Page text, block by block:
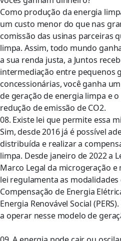
Como produção da energia
um custo menor do que nas
comissão das usinas parceiras
limpa. Assim, todo mundo
a sua renda justa, a Juntos
intermediação entre pequenos
concessionárias, você ganha
de geração de energia limpa e
redução de emissão de CO2.
08. Existe lei que permite essa
Sim, desde 2016 já é possível
distribuída e realizar a
limpa. Desde janeiro de 2022 a
Marco Legal da microgeração
lei regulamenta as
Compensação de Energia
Energia Renovável Social
a operar nesse modelo de